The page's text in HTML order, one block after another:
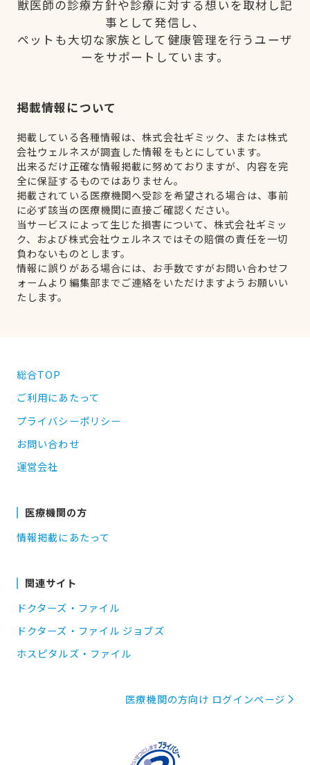
獣医師の診療方針や診療に対する想いを取材し記
事として発信し、
ペットも大切な家族として健康管理を行うユーザ
ーをサポートしています。
掲載情報について
掲載している各種情報は、株式会社ギミック、または株式
会社ウェルネスが調査した情報をもとにしています。
出来るだけ正確な情報掲載に努めておりますが、内容を完
全に保証するものではありません。
掲載されている医療機関へ受診を希望される場合は、事前
に必ず該当の医療機関に直接ご確認ください。
当サービスによって生じた損害について、株式会社ギミッ
ク、および株式会社ウェルネスではその賠償の責任を一切
負わないものとします。
情報に誤りがある場合には、お手数ですがお問い合わせフ
ォームより編集部までご連絡をいただけますようお願いい
たします。
総合TOP
ご利用にあたって
プライバシーポリシー
お問い合わせ
運営会社
医療機関の方
情報掲載にあたって
関連サイト
ドクターズ・ファイル
ドクターズ・ファイル ジョブズ
ホスピタルズ・ファイル
医療機関の方向け ログインページ